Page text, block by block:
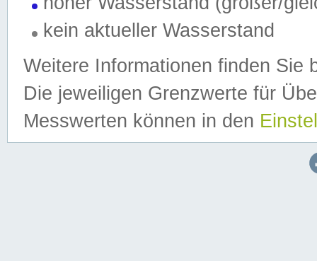
kein aktueller Wasserstand
Weitere Informationen finden Sie
Die jeweiligen Grenzwerte für
Messwerten können in den